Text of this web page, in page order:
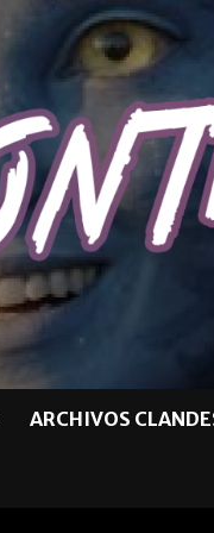
ARCHIVOS